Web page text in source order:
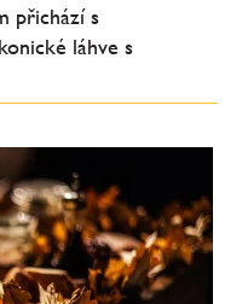
přichází s
láhve s